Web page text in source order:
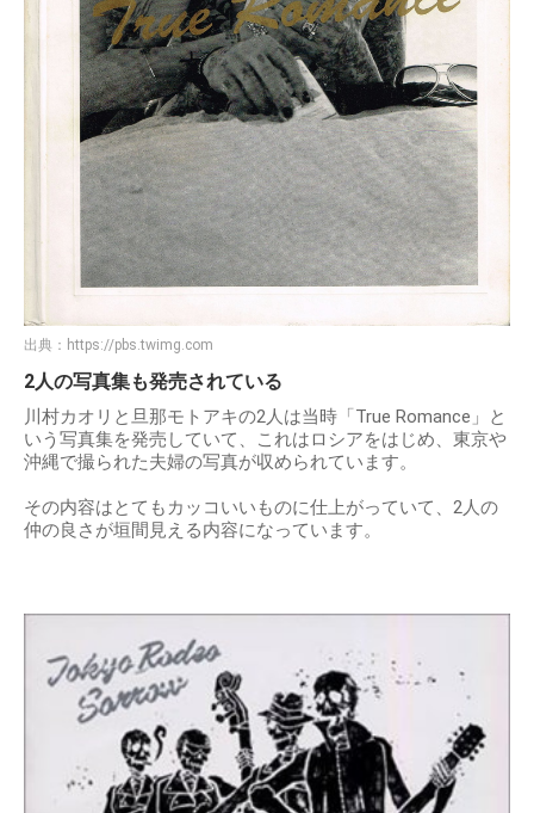
出典： https://pbs.twimg.com
2人の写真集も発売されている
川村カオリと旦那モトアキの2人は当時「True Romance」と
いう写真集を発売していて、これはロシアをはじめ、東京や
沖縄で撮られた夫婦の写真が収められています。
その内容はとてもカッコいいものに仕上がっていて、2人の
仲の良さが垣間見える内容になっています。